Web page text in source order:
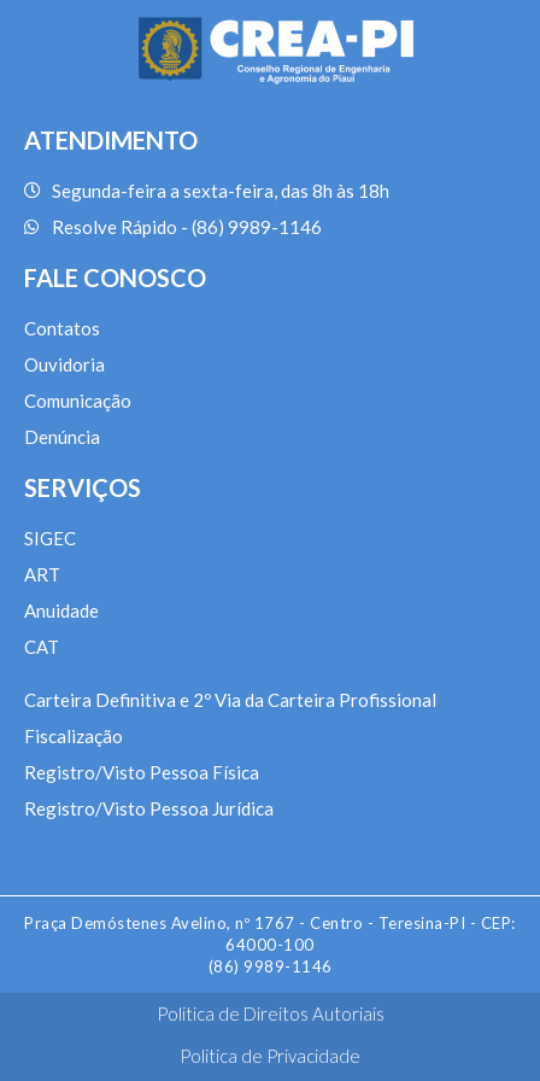
ATENDIMENTO
Segunda-feira a sexta-feira, das 8h às 18h
Resolve Rápido - (86) 9989-1146
FALE CONOSCO
Contatos
Ouvidoria
Comunicação
Denúncia
SERVIÇOS
SIGEC
ART
Anuidade
CAT
Carteira Definitiva e 2º Via da Carteira Profissional
Fiscalização
Registro/Visto Pessoa Física
Registro/Visto Pessoa Jurídica
Praça Demóstenes Avelino, nº 1767 - Centro - Teresina-PI - CEP:
64000-100
(86) 9989-1146
Politica de Direitos Autoriais
Politica de Privacidade